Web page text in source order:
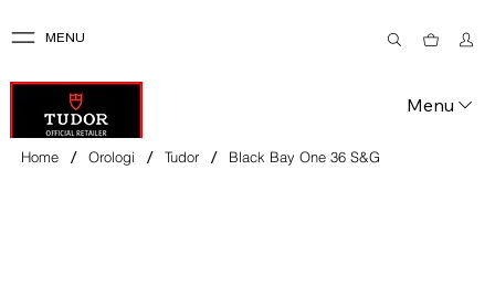
MENU
Menu
Home / Orologi / Tudor / Black Bay One 36 S&G